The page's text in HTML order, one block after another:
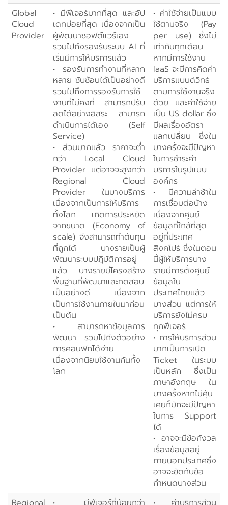
Global
Cloud
Provider
• มีฟีเจอร์มากที่สุด และอัป
เดทบ่อยที่สุด เนื่องจากเป็น
ผู้พัฒนาซอฟต์แวร์เอง
รวมไปถึงรองรับระบบ AI ที่
เริ่มมีการให้บริการแล้ว
• รองรับการทำงานที่หลาก
หลาย ซับซ้อนได้เป็นอย่างดี
รวมไปถึงการรองรับการใช้
งานที่ไม่คงที่ สามารถปรับ
ลดได้อย่างอิสระ สามารถ
ดำเนินการได้เอง (Self
Service)
• ส่วนมากแล้ว ราคาจะต่ำ
กว่า Local Cloud
Provider แต่อาจจะสูงกว่า
Regional Cloud
Provider ในบางบริการ
เนื่องจากเป็นการให้บริการ
ทั้งโลก เกิดการประหยัด
จากขนาด (Economy of
scale) จึงสามารถทำต้นทุน
ที่ถูกได้ บางรายเป็นผู้
พัฒนาระบบปฎิบัติการอยู่
แล้ว บางรายมีโครงสร้าง
พื้นฐานที่พัฒนาและทดสอบ
เป็นอย่างดี เนื่องจาก
เป็นการใช้งานภายในมาก่อน
เป็นต้น
• สามารถหาข้อมูลการ
พัฒนา รวมไปถึงตัวอย่าง
การคอนฟิกได้ง่าย
เนื่องจากนิยมใช้งานกันทั้ง
โลก
• ค่าใช้จ่ายเป็นแบบ
ใช้ตามจริง (Pay
per use) ซึ่งไม่
เท่ากันทุกเดือน
หากมีการใช้งาน
IaaS จะมีการคิดค่า
บริการแบนด์วิทธ์
ตามการใช้งานจริง
ด้วย และค่าใช้จ่าย
เป็น US dollar ซึ่ง
มีผลเรื่องอัตรา
แลกเปลี่ยน ซึ่งใน
บางครั้งจะมีปัญหา
ในการชำระค่า
บริการในรูปแบบ
องค์กร
• มีความล่าช้าใน
การเชื่อมต่อบ้าง
เนื่องจากศูนย์
ข้อมูลที่ใกล้ที่สุด
อยู่ที่ประเทศ
สิงคโปร์ ซึ่งในตอน
นี้ผู้ให้บริการบาง
รายมีการตั้งศูนย์
ข้อมูลใน
ประเทศไทยแล้ว
บางส่วน แต่การให้
บริการยังไม่ครบ
ทุกฟีเจอร์
• การให้บริการส่วน
มากเป็นการเปิด
Ticket ในระบบ
เป็นหลัก ซึ่งเป็น
ภาษาอังกฤษ ใน
บางครั้งหากไม่คุ้น
เคยก็มักจะมีปัญหา
ในการ Support
ได้
• อาจจะมีข้อกังวล
เรื่องข้อมูลอยู่
ภายนอกประเทศซึ่ง
อาจจะขัดกับข้อ
กำหนดบางส่วน